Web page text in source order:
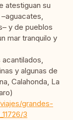
atestiguan su
y de pueblos
mar tranquilo y
y algunas de
Calahonda, La
grandes-
3